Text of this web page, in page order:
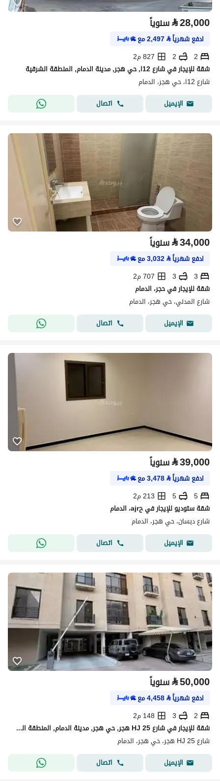
⃁28,000 سنوياً
ادفع شهرياً⃁
2,497مع
2
2
827 م2
شقة للإيجار في شارع 12ا, حي هجر, مدينة الدمام, المنطقة الشرقية
شارع 12ا، حي هجر، الدمام
الإيميل
اتصال
⃁34,000 سنوياً
ادفع شهرياً⃁
3,032مع
3
3
707 م2
شقة للإيجار في حجر، الدمام
شارع المدني، حي هجر، الدمام
الإيميل
اتصال
⃁39,000 سنوياً
ادفع شهرياً⃁
3,478مع
5
5
213 م2
شقة ستوديو للإيجار في حajr، الدمام
شارع دبسان، حي هجر، الدمام
الإيميل
اتصال
⃁50,000 سنوياً
ادفع شهرياً⃁
4,458مع
2
3
148 م2
شقة للإيجار في شارع HJ 25 هجر, حي هجر, مدينة الدمام, المنطقة الشرقية
شارع HJ 25 هجر، حي هجر، الدمام
الإيميل
اتصال